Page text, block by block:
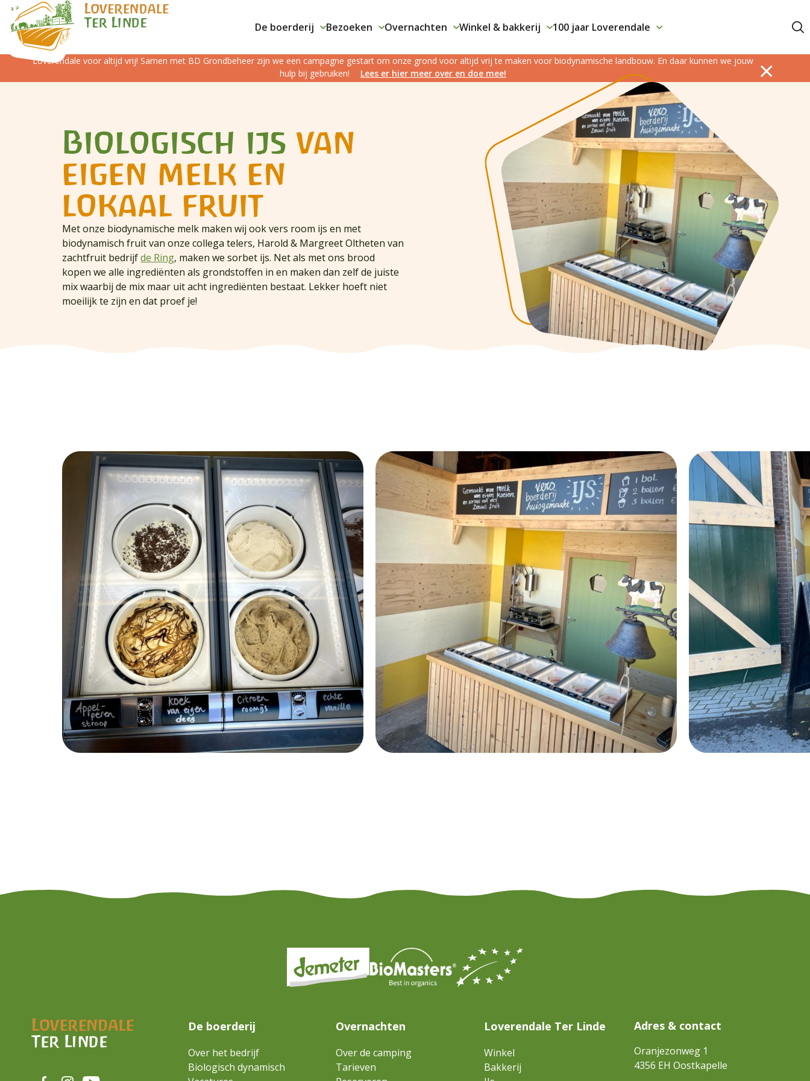
De boerderij Bezoeken Overnachten Winkel & bakkerij 100 jaar Loverendale
Waar ben je naar op zoek?
Loverendale voor altijd vrij! Samen met BD Grondbeheer zijn we een campagne gestart om onze grond voor altijd vrij te maken voor biodynamische landbouw. En daar kunnen we jouw
hulp bij gebruiken!
Lees er hier meer over en doe mee!
Biologisch ijs van
eigen melk en
lokaal fruit
Met onze biodynamische melk maken wij ook vers room ijs en met
biodynamisch fruit van onze collega telers, Harold & Margreet Oltheten van
zachtfruit bedrijfde Ring, maken we sorbet ijs. Net als met ons brood
kopen we alle ingrediënten als grondstoffen in en maken dan zelf de juiste
mix waarbij de mix maar uit acht ingrediënten bestaat. Lekker hoeft niet
moeilijk te zijn en dat proef je!
De boerderij
Over het bedrijf
Biologisch dynamisch
Overnachten
Over de camping
Tarieven
Loverendale Ter Linde
Winkel
Bakkerij
Adres & contact
Oranjezonweg 1
4356 EH Oostkapelle